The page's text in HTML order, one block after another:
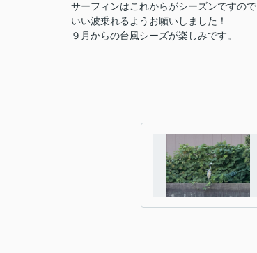
サーフィンはこれからがシーズンですので
いい波乗れるようお願いしました！
９月からの台風シーズが楽しみです。